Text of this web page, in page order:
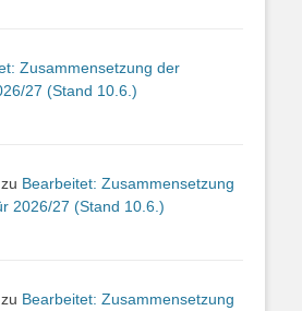
Zusammensetzung der
27 (Stand 10.6.)
zu Bearbeitet: Zusammensetzung
2026/27 (Stand 10.6.)
zu Bearbeitet: Zusammensetzung